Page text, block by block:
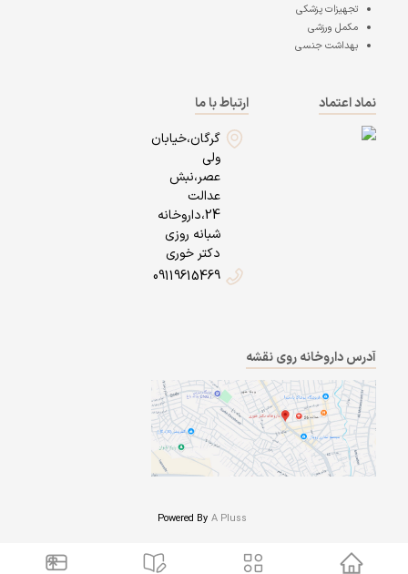
تجهیزات پزشکی
مکمل ورزشی
بهداشت جنسی
نماد اعتماد
ارتباط با ما
گرگان،خیابان
ولی
عصر،نبش
عدالت
24،داروخانه
شبانه روزی
دکتر خوری
09119615469
آدرس داروخانه روی نقشه
A Pluss
Powered By